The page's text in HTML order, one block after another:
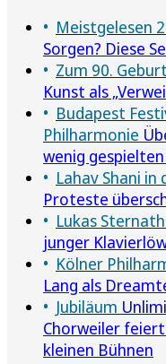
Meistgelesen
Sorgen? Diese
Zum 90.
Kunst als
Budapest
Philharmonie
wenig
Lahav Shani
Proteste
Lukas
junger
Kölner
Lang als
Jubiläum
Chorweiler
kleinen Bühnen